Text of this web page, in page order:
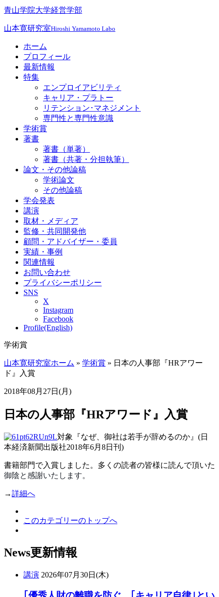
青山学院大学経営学部
山本寛研究室Hiroshi Yamamoto Labo
ホーム
プロフィール
最新情報
特集
エンプロイアビリティ
キャリア・プラトー
リテンション･マネジメント
専門性と専門性意識
学術賞
著書
著書（単著）
著書（共著・分担執筆）
論文・その他論稿
学術論文
その他論稿
学会発表
講演
取材・メディア
監修・共同開発他
顧問・アドバイザー・委員
実績・事例
関連情報
お問い合わせ
プライバシーポリシー
SNS
X
Instagram
Facebook
Profile(English)
学術賞
山本寛研究室ホーム » 学術賞 » 日本の人事部『HRアワー
ド』入賞
2018年08月27日(月)
日本の人事部『HRアワード』入賞
対象『なぜ、御社は若手が辞めるのか』(日
本経済新聞出版社2018年6月8日刊)
書籍部門で入賞しました。多くの読者の皆様に読んで頂いた
御陰と感謝いたします。
→詳細へ
このカテゴリーのトップへ
News更新情報
講演 2026年07月30日(木)